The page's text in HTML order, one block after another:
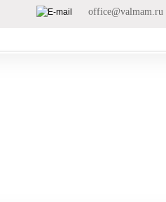
office@valmam.ru